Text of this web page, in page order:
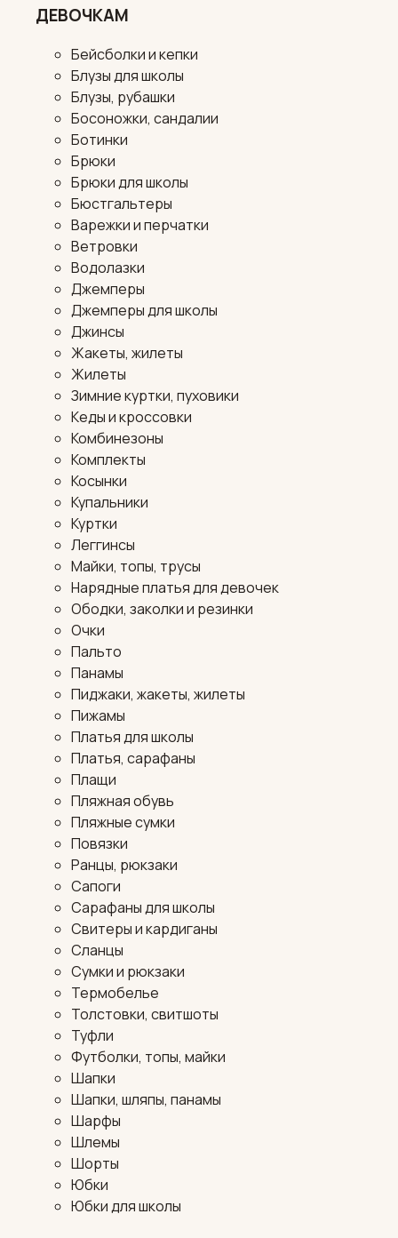
ДЕВОЧКАМ
Бейсболки и кепки
Блузы для школы
Блузы, рубашки
Босоножки, сандалии
Ботинки
Брюки
Брюки для школы
Бюстгальтеры
Варежки и перчатки
Ветровки
Водолазки
Джемперы
Джемперы для школы
Джинсы
Жакеты, жилеты
Жилеты
Зимние куртки, пуховики
Кеды и кроссовки
Комбинезоны
Комплекты
Косынки
Купальники
Куртки
Леггинсы
Майки, топы, трусы
Нарядные платья для девочек
Ободки, заколки и резинки
Очки
Пальто
Панамы
Пиджаки, жакеты, жилеты
Пижамы
Платья для школы
Платья, сарафаны
Плащи
Пляжная обувь
Пляжные сумки
Повязки
Ранцы, рюкзаки
Сапоги
Сарафаны для школы
Свитеры и кардиганы
Сланцы
Сумки и рюкзаки
Термобелье
Толстовки, свитшоты
Туфли
Футболки, топы, майки
Шапки
Шапки, шляпы, панамы
Шарфы
Шлемы
Шорты
Юбки
Юбки для школы